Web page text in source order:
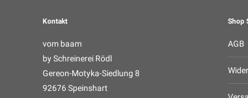
Kontakt
vom baam
by Schreinerei Rödl
Gereon-Motyka-Siedlung 8
92676 Speinshart
Shop
AGB